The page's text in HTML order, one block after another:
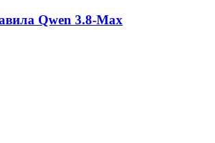
Qwen 3.8-Max